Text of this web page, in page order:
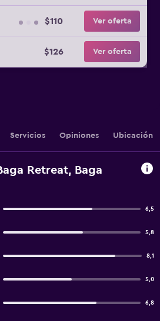
$110 Ver oferta
$126 Ver oferta
Servicios Opiniones Ubicación
Retreat, Baga
6,5
5,8
8,1
5,0
6,8